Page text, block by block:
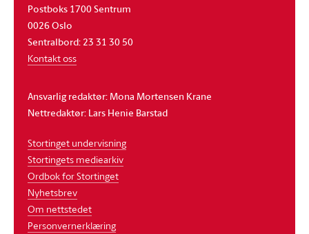
Postboks 1700 Sentrum
0026 Oslo
Sentralbord: 23 31 30 50
Kontakt oss
Ansvarlig redaktør: Mona Mortensen Krane
Nettredaktør: Lars Henie Barstad
Stortinget undervisning
Stortingets mediearkiv
Ordbok for Stortinget
Nyhetsbrev
Om nettstedet
Personvernerklæring